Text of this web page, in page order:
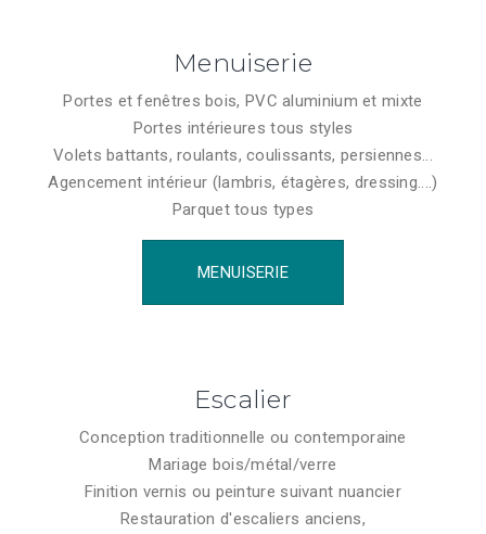
Menuiserie
Portes et fenêtres bois, PVC aluminium et mixte
Portes intérieures tous styles
Volets battants, roulants, coulissants, persiennes...
Agencement intérieur (lambris, étagères, dressing....)
Parquet tous types
MENUISERIE
Escalier
Conception traditionnelle ou contemporaine
Mariage bois/métal/verre
Finition vernis ou peinture suivant nuancier
Restauration d'escaliers anciens,